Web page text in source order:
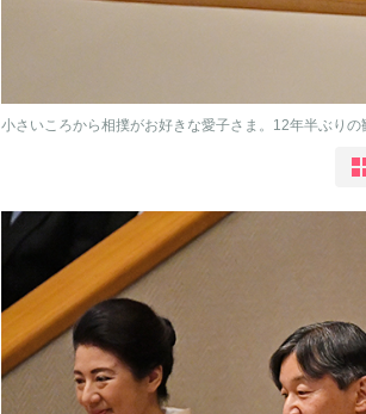
小さいころから相撲がお好きな愛子さま。12年半ぶりの